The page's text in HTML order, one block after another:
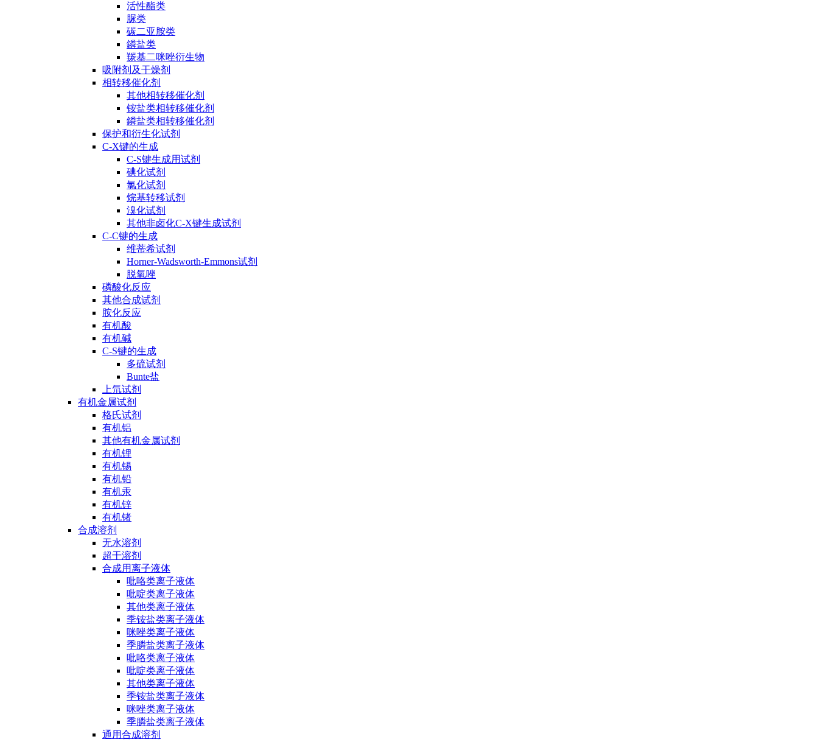
活性酯类
脲类
碳二亚胺类
鏻盐类
羰基二咪唑衍生物
吸附剂及干燥剂
相转移催化剂
其他相转移催化剂
铵盐类相转移催化剂
鏻盐类相转移催化剂
保护和衍生化试剂
C-X键的生成
C-S键生成用试剂
碘化试剂
氯化试剂
烷基转移试剂
溴化试剂
其他非卤化C-X键生成试剂
C-C键的生成
维蒂希试剂
Horner-Wadsworth-Emmons试剂
脱氧唑
磷酸化反应
其他合成试剂
胺化反应
有机酸
有机碱
C-S键的生成
多硫试剂
Bunte盐
上氘试剂
有机金属试剂
格氏试剂
有机铝
其他有机金属试剂
有机锂
有机锡
有机铅
有机汞
有机锌
有机锗
合成溶剂
无水溶剂
超干溶剂
合成用离子液体
吡咯类离子液体
吡啶类离子液体
其他类离子液体
季铵盐类离子液体
咪唑类离子液体
季膦盐类离子液体
吡咯类离子液体
吡啶类离子液体
其他类离子液体
季铵盐类离子液体
咪唑类离子液体
季膦盐类离子液体
通用合成溶剂